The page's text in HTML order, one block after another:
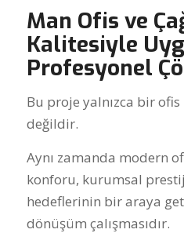
Man Ofis ve
Kalitesiyle
Profesyonel
Bu proje yalnızca bir
değildir.
Aynı zamanda modern
konforu, kurumsal
hedeflerinin bir araya
dönüşüm çalışmasıdır.